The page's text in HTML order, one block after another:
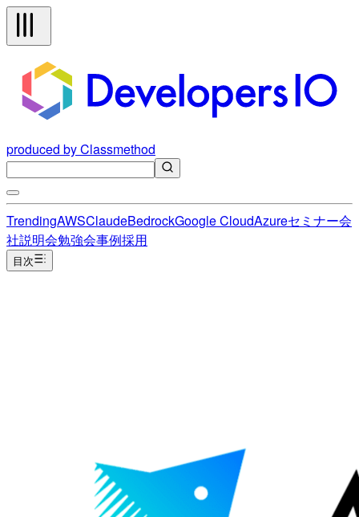
produced by Classmethod
TrendingAWSClaudeBedrockGoogle CloudAzureセミナー会
社説明会勉強会事例採用
目次